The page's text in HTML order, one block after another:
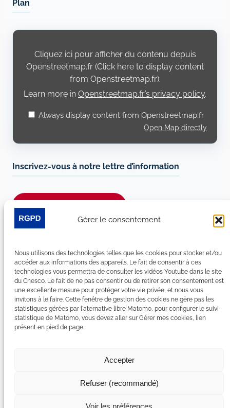
Gérer le consentement
Nous utilisons des technologies telles que les cookies pour stocker et/ou
accéder aux informations des appareils. Le fait de consentir à ces
technologies vous permettra de consulter les vidéos Youtube dans le site
du Cnesco. Le fait de ne pas consentir ou de retirer son consentement est
une excellente mesure pour protéger votre vie privée, et nous vous
invitons à le faire. Cette fenêtre de gestion des cookies ne gère pas les
statistiques gérées par l'aternative libre Matomo, pour configurer le suivi
statistique de Matomo, vous devez aller sur Gérer mes cookies, lien
présent en pied de page.
Accepter
Refuser (recommandé)
Voir les préférences
Plan
Display
Openstreetmap.fr
Cliquez ici pour afficher du contenu depuis
Openstreetmap.fr (Click here to display content
from Openstreetmap.fr).
Learn more in Openstreetmap.fr’s privacy policy.
Always display content from Openstreetmap.fr
Open Map directly
Inscrivez-vous à notre lettre d’information
LinkedIn
YouTube
Facebook
Bluesky
Plan du site
Mentions légales
Gérer mes cookies
Déclaration de confidentialité